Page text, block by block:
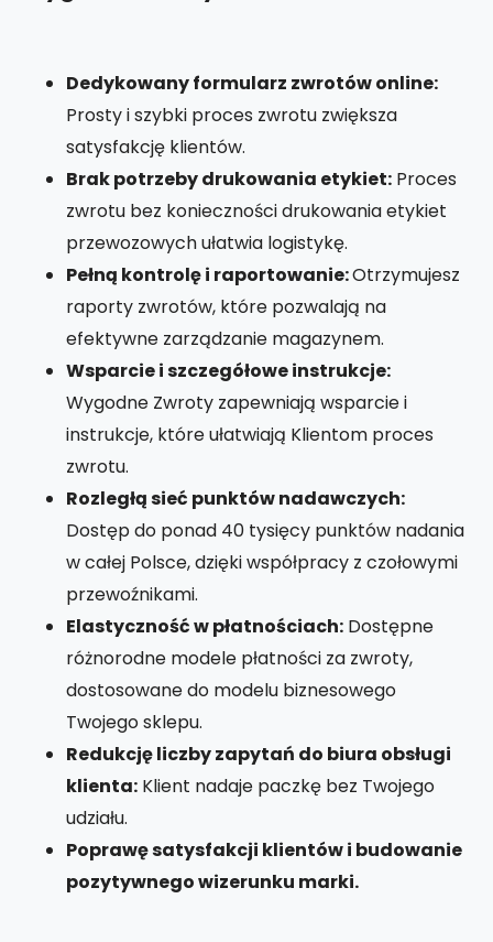
Dedykowany formularz zwrotów online:
Prosty i szybki proces zwrotu zwiększa
satysfakcję klientów.
Brak potrzeby drukowania etykiet: Proces
zwrotu bez konieczności drukowania etykiet
przewozowych ułatwia logistykę.
Pełną kontrolę i raportowanie:Otrzymujesz
raporty zwrotów, które pozwalają na
efektywne zarządzanie magazynem.
Wsparcie i szczegółowe instrukcje:
Wygodne Zwroty zapewniają wsparcie i
instrukcje, które ułatwiają Klientom proces
zwrotu.
Rozległą sieć punktów nadawczych:
Dostęp do ponad 40 tysięcy punktów nadania
w całej Polsce, dzięki współpracy z czołowymi
przewoźnikami.
Elastyczność w płatnościach: Dostępne
różnorodne modele płatności za zwroty,
dostosowane do modelu biznesowego
Twojego sklepu.
Redukcję liczby zapytań do biura obsługi
klienta: Klient nadaje paczkę bez Twojego
udziału.
Poprawę satysfakcji klientów i budowanie
pozytywnego wizerunku marki.